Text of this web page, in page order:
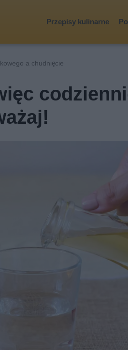
Przepisy kulinarne
a chudnięcie